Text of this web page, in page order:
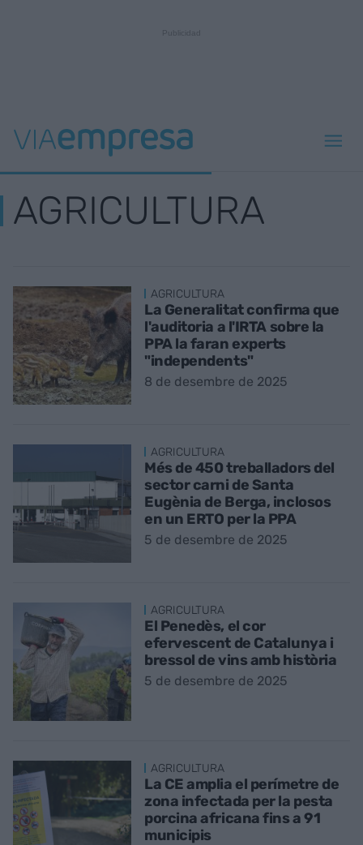
AGRICULTURA
AGRICULTURA
La Generalitat confirma que
l'auditoria a l'IRTA sobre la
PPA la faran experts
"independents"
8 de desembre de 2025
AGRICULTURA
Més de 450 treballadors del
sector carni de Santa
Eugènia de Berga, inclosos
en un ERTO per la PPA
5 de desembre de 2025
AGRICULTURA
El Penedès, el cor
efervescent de Catalunya i
bressol de vins amb història
5 de desembre de 2025
AGRICULTURA
La CE amplia el perímetre de
zona infectada per la pesta
porcina africana fins a 91
municipis